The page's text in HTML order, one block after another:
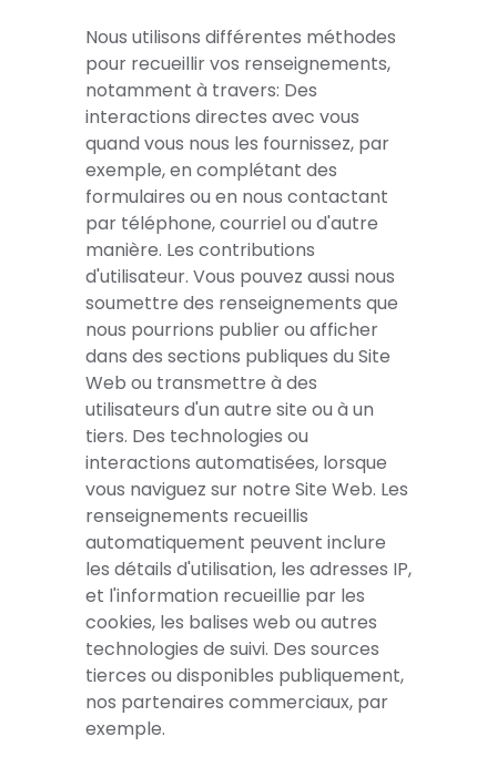
Nous utilisons différentes méthodes
pour recueillir vos renseignements,
notamment à travers: Des
interactions directes avec vous
quand vous nous les fournissez, par
exemple, en complétant des
formulaires ou en nous contactant
par téléphone, courriel ou d'autre
manière. Les contributions
d'utilisateur. Vous pouvez aussi nous
soumettre des renseignements que
nous pourrions publier ou afficher
dans des sections publiques du Site
Web ou transmettre à des
utilisateurs d'un autre site ou à un
tiers. Des technologies ou
interactions automatisées, lorsque
vous naviguez sur notre Site Web. Les
renseignements recueillis
automatiquement peuvent inclure
les détails d'utilisation, les adresses IP,
et l'information recueillie par les
cookies, les balises web ou autres
technologies de suivi. Des sources
tierces ou disponibles publiquement,
nos partenaires commerciaux, par
exemple.